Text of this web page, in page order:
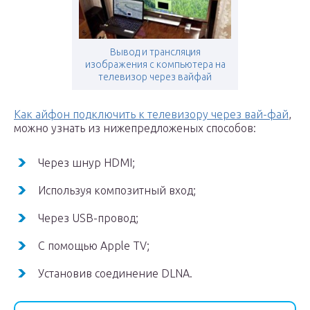
Вывод и трансляция
изображения с компьютера на
телевизор через вайфай
Как айфон подключить к телевизору через вай-фай,
можно узнать из нижепредложеных способов:
Через шнур HDMI;
Используя композитный вход;
Через USB-провод;
С помощью Apple TV;
Установив соединение DLNA.